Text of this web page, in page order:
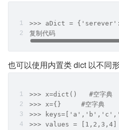
>>> aDict =
复制代码
也可以使用内置类 dict 以不同
>>> x=dict()   #空字典
>>> x={}     #空字典
>>>
>>> values = [1,2,3,4]